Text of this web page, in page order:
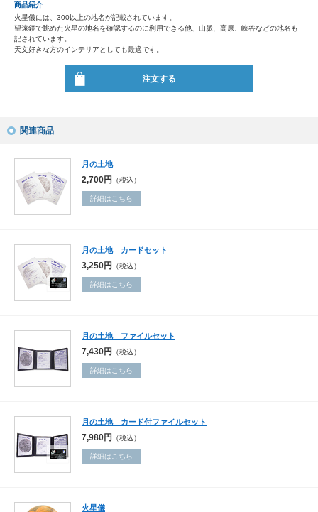
商品紹介
火星儀には、300以上の地名が記載されています。
望遠鏡で眺めた火星の地名を確認するのに利用できる他、山脈、高原、峡谷などの地名も
記されています。
天文好きな方のインテリアとしても最適です。
注文する
関連商品
月の土地
2,700円 （税込）
詳細はこちら
月の土地 カードセット
3,250円 （税込）
詳細はこちら
月の土地 ファイルセット
7,430円 （税込）
詳細はこちら
月の土地 カード付ファイルセット
7,980円 （税込）
詳細はこちら
火星儀